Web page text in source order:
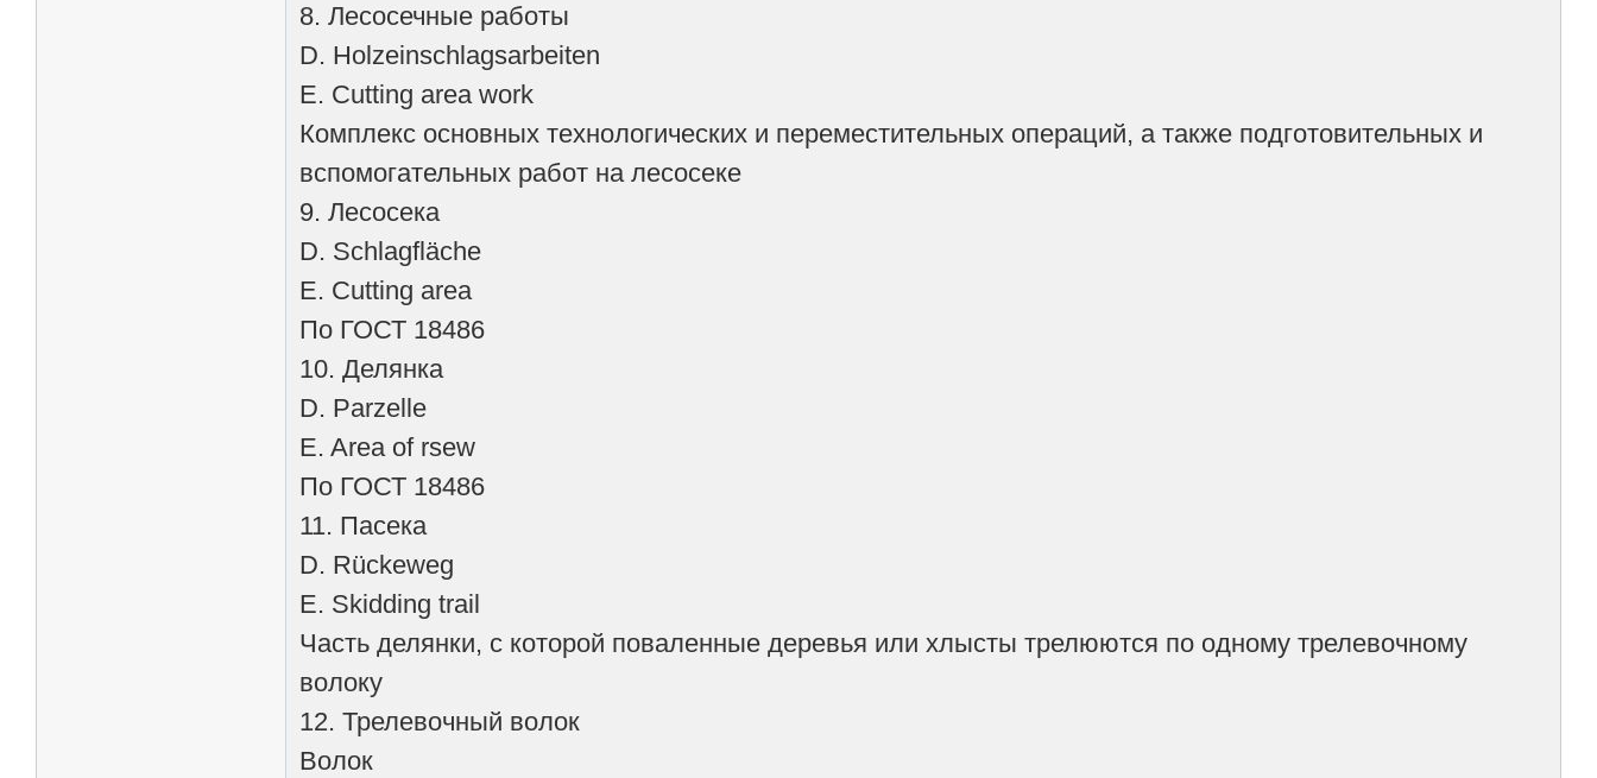
8. Лесосечные работы
D. Holzeinschlagsarbeiten
E. Cutting area work
Комплекс основных технологических и переместительных операций, а также подготовительных и
вспомогательных работ на лесосеке
9. Лесосека
D. Schlagfläche
E. Cutting area
По ГОСТ 18486
10. Делянка
D. Parzelle
E. Area of rsew
По ГОСТ 18486
11. Пасека
D. Rückeweg
E. Skidding trail
Часть делянки, с которой поваленные деревья или хлысты трелюются по одному трелевочному
волоку
12. Трелевочный волок
Волок